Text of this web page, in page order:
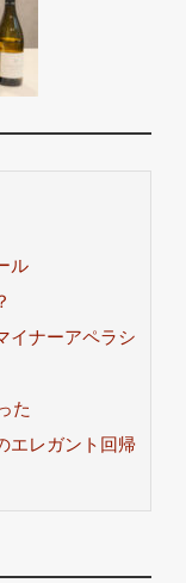
ル
イナーアペラシ
た
エレガント回帰